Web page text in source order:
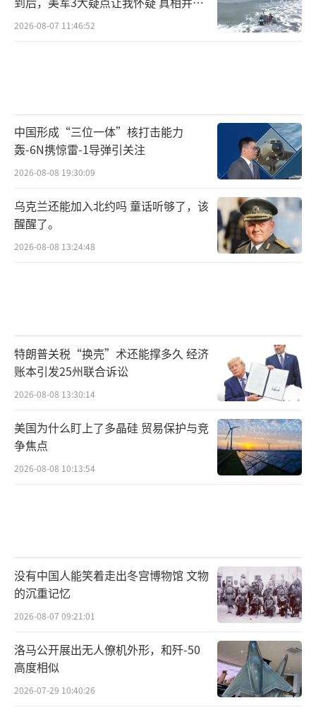
如此
2026-08-07 11:46:52
中国形成“三位一体”核打击能力
轰-6N携惊雷-1导弹引关注
2026-08-08 19:30:09
乌克兰还能加入北约吗 童话听够了，该
醒醒了。
2026-08-08 13:24:48
特朗普关税“换壳”术还能撑多久 经济
账本引发25州联合诉讼
2026-08-08 13:30:14
美国为什么盯上了多晶硅 贸易保护与竞
争焦点
2026-08-08 10:13:54
没有中国人能笑着走出冬宫博物馆 文物
的沉重记忆
2026-08-07 09:21:01
洛马公开展出无人僚机外形，和歼-50
高度相似
2026-07-29 10:40:26